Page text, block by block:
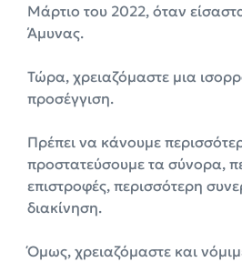
Μάρτιο του 2022, όταν
Άμυνας.
Τώρα, χρειαζόμαστε μια
προσέγγιση.
Πρέπει να κάνουμε
προστατεύσουμε τα σύνορα,
επιστροφές, περισσότερη
διακίνηση.
Όμως, χρειαζόμαστε και